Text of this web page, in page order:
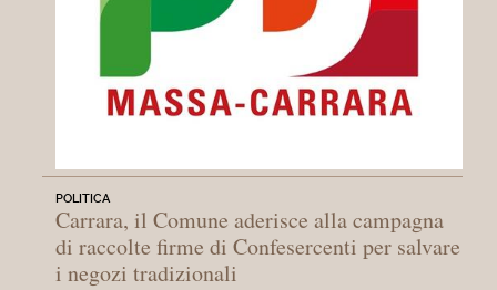
POLITICA
Carrara, il Comune aderisce alla campagna
di raccolte firme di Confesercenti per salvare
i negozi tradizionali